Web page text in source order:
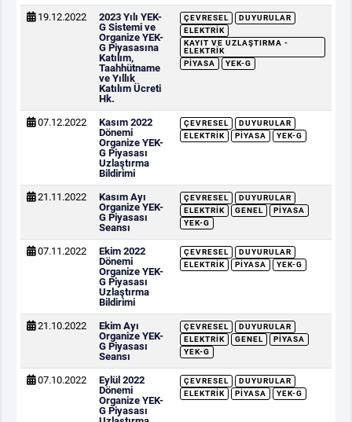
19.12.2022
2023 Yılı YEK-
G Sistemi ve
Organize YEK-
G Piyasasına
Katılım,
Taahhütname
ve Yıllık
Katılım Ücreti
Hk.
ÇEVRESEL
DUYURULAR
ELEKTRIK
KAYIT VE UZLAŞTIRMA -
ELEKTRIK
PIYASA
YEK-G
07.12.2022
Kasım 2022
Dönemi
Organize YEK-
G Piyasası
Uzlaştırma
Bildirimi
ÇEVRESEL
DUYURULAR
ELEKTRIK
PIYASA YEK-G
21.11.2022
Kasım Ayı
Organize YEK-
G Piyasası
Seansı
ÇEVRESEL
DUYURULAR
ELEKTRIK
GENEL
PIYASA
YEK-G
07.11.2022
Ekim 2022
Dönemi
Organize YEK-
G Piyasası
Uzlaştırma
Bildirimi
ÇEVRESEL
DUYURULAR
ELEKTRIK
PIYASA YEK-G
21.10.2022
Ekim Ayı
Organize YEK-
G Piyasası
Seansı
ÇEVRESEL
DUYURULAR
ELEKTRIK
GENEL
PIYASA
YEK-G
07.10.2022
Eylül 2022
Dönemi
Organize YEK-
G Piyasası
ÇEVRESEL
DUYURULAR
ELEKTRIK
PIYASA YEK-G